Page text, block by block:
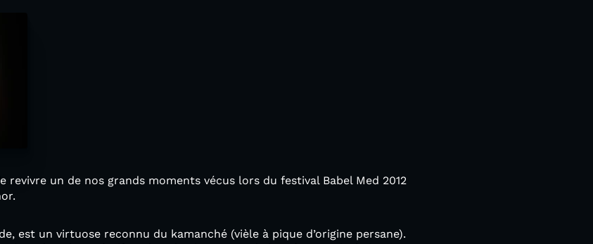
revivre un de nos grands moments vécus lors du festival Babel Med 2012
est un virtuose reconnu du kamanché (vièle à pique d’origine persane).